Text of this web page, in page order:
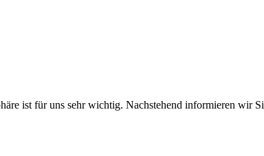
ist für uns sehr wichtig. Nachstehend informieren wir